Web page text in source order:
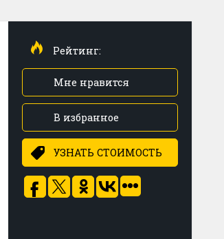
Рейтинг:
Мне нравится
В избранное
УЗНАТЬ СТОИМОСТЬ